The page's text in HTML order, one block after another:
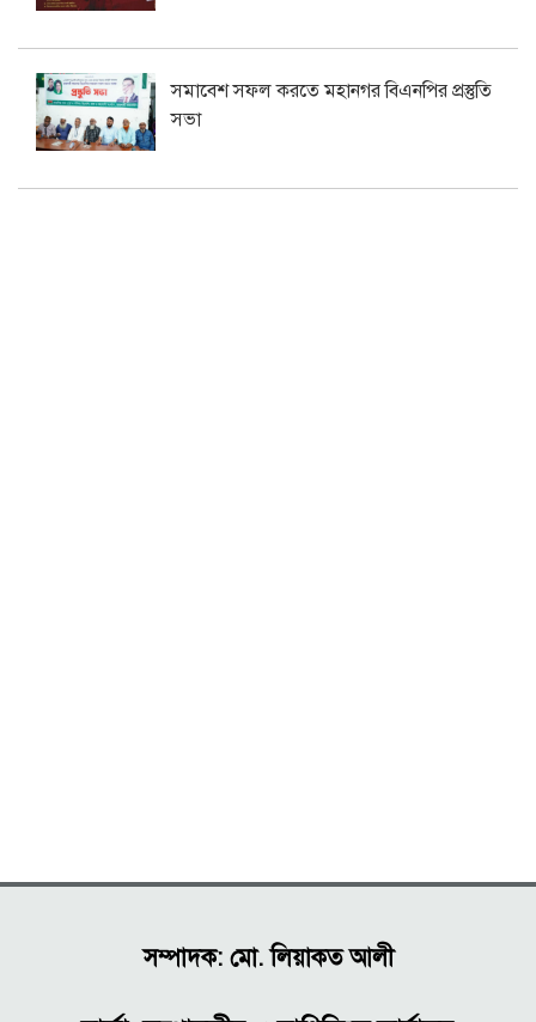
সমাবেশ সফল করতে মহানগর বিএনপির প্রস্তুতি
সভা
সম্পাদক: মো. লিয়াকত আলী